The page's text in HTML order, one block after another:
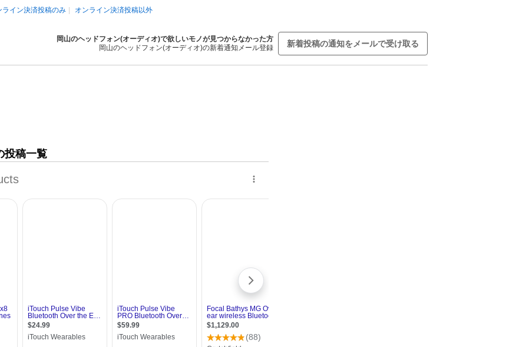
ライン決済投稿のみ オンライン決済投稿以外
岡山のヘッドフォン(オーディオ)で欲しいモノが見つからなかった方
岡山のヘッドフォン(オーディオ)の新着通知メール登録
新着投稿の通知をメールで受け取る
投稿一覧